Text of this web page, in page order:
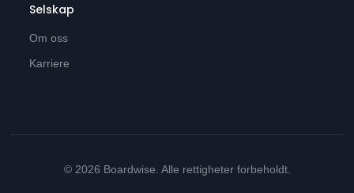
Selskap
Om oss
Karriere
© 2026 Boardwise. Alle rettigheter forbeholdt.